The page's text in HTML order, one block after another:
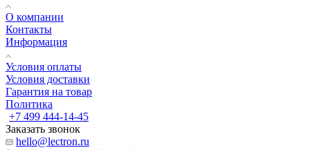
О компании
Контакты
Информация
Условия оплаты
Условия доставки
Гарантия на товар
Политика
+7 499 444-14-45
Заказать звонок
hello@lectron.ru